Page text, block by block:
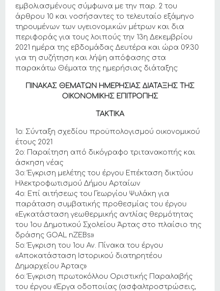
εμβολιασμένους σύμφωνα με την παρ. 2 του
άρθρου 10 και νοσήσαντες το τελευταίο εξάμηνο
τηρουμένων των υγειονομικών μέτρων και δια
περιφοράς για τους λοιπούς την 13η Δεκεμβρίου
2021 ημέρα της εβδομάδας Δευτέρα και ώρα 09.30
για τη συζήτηση και λήψη απόφασης στα
παρακάτω Θέματα της ημερήσιας διάταξης:
ΠΙΝΑΚΑΣ ΘΕΜΑΤΩΝ ΗΜΕΡΗΣΙΑΣ ΔΙΑΤΑΞΗΣ ΤΗΣ
ΟΙΚΟΝΟΜΙΚΗΣ ΕΠΙΤΡΟΠΗΣ
ΤΑΚΤΙΚΑ
1ο: Σύνταξη σχεδίου προϋπολογισμού οικονομικού
έτους 2021
2ο: Παραίτηση από δικόγραφο τριτανακοπής και
άσκηση νέας
3ο: Έγκριση μελέτης του έργου Επέκταση δικτύου
Ηλεκτροφωτισμού Δήμου Αρταίων
4ο: Επί αιτήσεως του Γεωργίου Ψυλάκη για
παράταση συμβατικής προθεσμίας του έργου
«Εγκατάσταση γεωθερμικής αντλίας θερμότητας
του 1ου Δημοτικού Σχολείου Άρτας στο πλαίσιο της
δράσης GOAL nZEBs»
5ο: Έγκριση του 1ου Αν. Πίνακα του έργου
«Αποκατάσταση Ιστορικού διατηρητέου
Δημαρχείου Άρτας»
6ο: Έγκριση πρωτοκόλλου Οριστικής Παραλαβής
του έργου «Έργα οδοποιίας (ασφαλτροστρώσεις,